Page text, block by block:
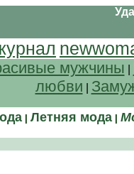
мужчины
любви
Летняя мода